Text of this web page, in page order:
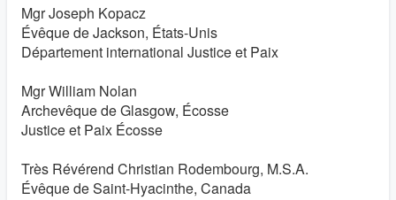
Mgr Joseph Kopacz
Évêque de Jackson, États-Unis
Département international Justice et Paix
Mgr William Nolan
Archevêque de Glasgow, Écosse
Justice et Paix Écosse
Très Révérend Christian Rodembourg, M.S.A.
Évêque de Saint-Hyacinthe, Canada